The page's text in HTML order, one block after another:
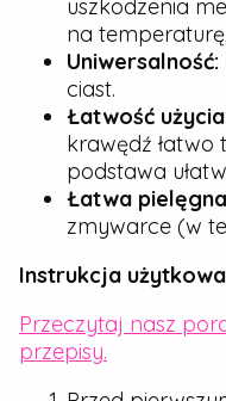
uszkodzenia
na
Uniwersalność:
ciast.
Łatwość
krawędź łatwo
podstawa
Łatwa
zmywarce (w
Instrukcja
Przeczytaj nasz
przepisy.